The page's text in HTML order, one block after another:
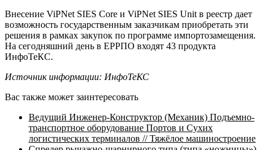
Внесение ViPNet SIES Core и ViPNet SIES Unit в реестр дает
возможность государственным заказчикам приобретать эти
решения в рамках закупок по программе импортозамещения.
На сегодняшний день в ЕРРПО входят 43 продукта
ИнфоТеКС.
Источник информации: ИнфоТеКС
Вас также может заинтересовать
Ведущий Инженер-Конструктор (Механик) Подъемно-
транспортное оборудование Портов и Сухих
логистических терминалов // Тяжёлое машиностроение